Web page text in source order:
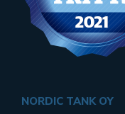
NORDIC TANK OY